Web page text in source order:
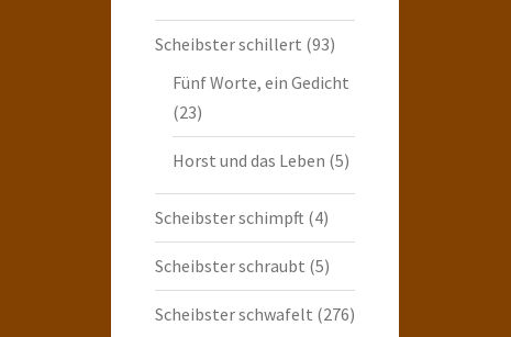
Scheibster schillert (93)
Fünf Worte, ein Gedicht
(23)
Horst und das Leben (5)
Scheibster schimpft (4)
Scheibster schraubt (5)
Scheibster schwafelt (276)